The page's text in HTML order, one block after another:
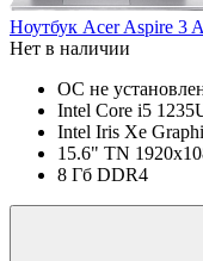
Ноутбук Acer Aspire 3
Нет в наличии
ОС не
Intel Core i5
Intel Iris Xe
15.6" TN
8 Гб DDR4